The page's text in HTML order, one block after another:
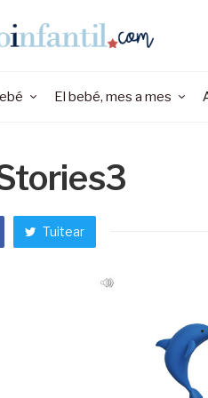
El bebé, mes a mes
Tuitear